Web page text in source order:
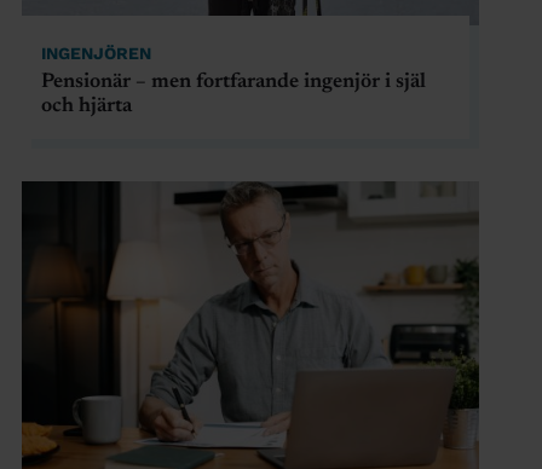
INGENJÖREN
Pensionär – men fortfarande ingenjör i själ
och hjärta